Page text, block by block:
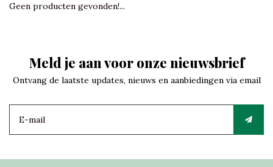
Geen producten gevonden!...
Meld je aan voor onze nieuwsbrief
Ontvang de laatste updates, nieuws en aanbiedingen via email